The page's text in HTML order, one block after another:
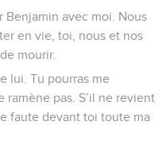
Benjamin avec moi. Nous
en vie, toi, nous et nos
mourir.
lui. Tu pourras me
ramène pas. S’il ne revient
faute devant toi toute ma